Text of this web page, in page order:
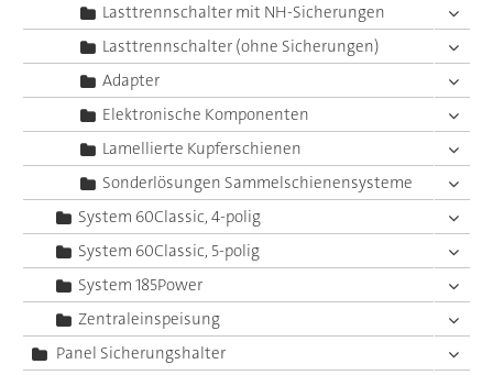
Lasttrennschalter mit NH-Sicherungen
Lasttrennschalter (ohne Sicherungen)
Adapter
Elektronische Komponenten
Lamellierte Kupferschienen
Sonderlösungen Sammelschienensysteme
System 60Classic, 4-polig
System 60Classic, 5-polig
System 185Power
Zentraleinspeisung
Panel Sicherungshalter